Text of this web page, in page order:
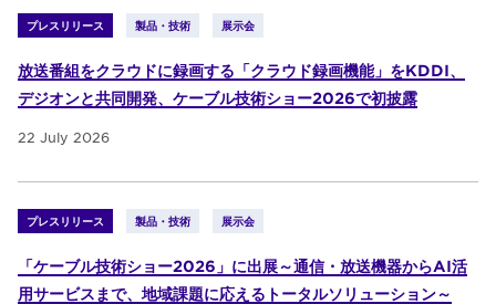
プレスリリース 製品・技術 展示会
放送番組をクラウドに録画する「クラウド録画機能」をKDDI、
デジオンと共同開発、ケーブル技術ショー2026で初披露
22 July 2026
プレスリリース 製品・技術 展示会
「ケーブル技術ショー2026」に出展～通信・放送機器からAI活
用サービスまで、地域課題に応えるトータルソリューション～